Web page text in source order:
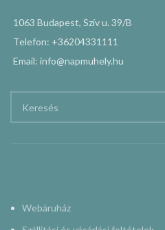
1063 Budapest, Szív u. 39/B
Telefon: +36204331111
Email: info@napmuhely.hu
Webáruház